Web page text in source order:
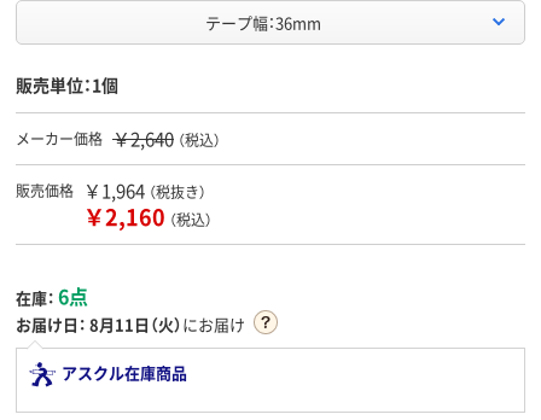
テープ幅：36mm
販売単位：1個
メーカー価格 ￥2,640 （税込）
販売価格 ￥1,964 （税抜き）
￥2,160 （税込）
在庫： 6点
お届け日： 8月11日（火）にお届け
アスクル在庫商品